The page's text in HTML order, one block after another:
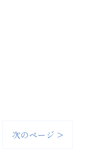
次のページ >